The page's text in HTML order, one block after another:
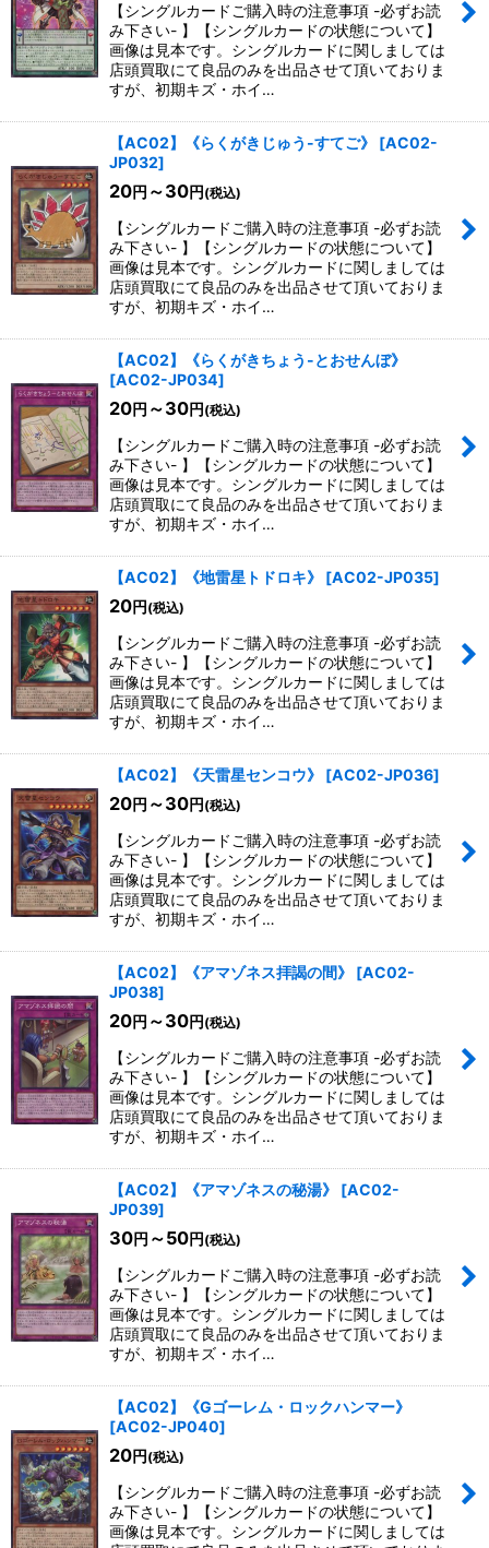
【シングルカードご購入時の注意事項 -必ずお読
み下さい- 】【シングルカードの状態について】
画像は見本です。シングルカードに関しましては
店頭買取にて良品のみを出品させて頂いておりま
すが、初期キズ・ホイ…
【AC02】《らくがきじゅう-すてご》 [AC02-
JP032]
20円 ～30円 (税込)
【シングルカードご購入時の注意事項 -必ずお読
み下さい- 】【シングルカードの状態について】
画像は見本です。シングルカードに関しましては
店頭買取にて良品のみを出品させて頂いておりま
すが、初期キズ・ホイ…
【AC02】《らくがきちょう-とおせんぼ》
[AC02-JP034]
20円 ～30円 (税込)
【シングルカードご購入時の注意事項 -必ずお読
み下さい- 】【シングルカードの状態について】
画像は見本です。シングルカードに関しましては
店頭買取にて良品のみを出品させて頂いておりま
すが、初期キズ・ホイ…
【AC02】《地雷星トドロキ》 [AC02-JP035]
20円 (税込)
【シングルカードご購入時の注意事項 -必ずお読
み下さい- 】【シングルカードの状態について】
画像は見本です。シングルカードに関しましては
店頭買取にて良品のみを出品させて頂いておりま
すが、初期キズ・ホイ…
【AC02】《天雷星センコウ》 [AC02-JP036]
20円 ～30円 (税込)
【シングルカードご購入時の注意事項 -必ずお読
み下さい- 】【シングルカードの状態について】
画像は見本です。シングルカードに関しましては
店頭買取にて良品のみを出品させて頂いておりま
すが、初期キズ・ホイ…
【AC02】《アマゾネス拝謁の間》 [AC02-
JP038]
20円 ～30円 (税込)
【シングルカードご購入時の注意事項 -必ずお読
み下さい- 】【シングルカードの状態について】
画像は見本です。シングルカードに関しましては
店頭買取にて良品のみを出品させて頂いておりま
すが、初期キズ・ホイ…
【AC02】《アマゾネスの秘湯》 [AC02-
JP039]
30円 ～50円 (税込)
【シングルカードご購入時の注意事項 -必ずお読
み下さい- 】【シングルカードの状態について】
画像は見本です。シングルカードに関しましては
店頭買取にて良品のみを出品させて頂いておりま
すが、初期キズ・ホイ…
【AC02】《Gゴーレム・ロックハンマー》
[AC02-JP040]
20円 (税込)
【シングルカードご購入時の注意事項 -必ずお読
み下さい- 】【シングルカードの状態について】
画像は見本です。シングルカードに関しましては